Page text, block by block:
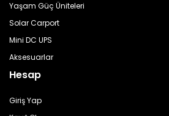
Yaşam Güç Üniteleri
Solar Carport
Mini DC UPS
Aksesuarlar
Hesap
Giriş Yap